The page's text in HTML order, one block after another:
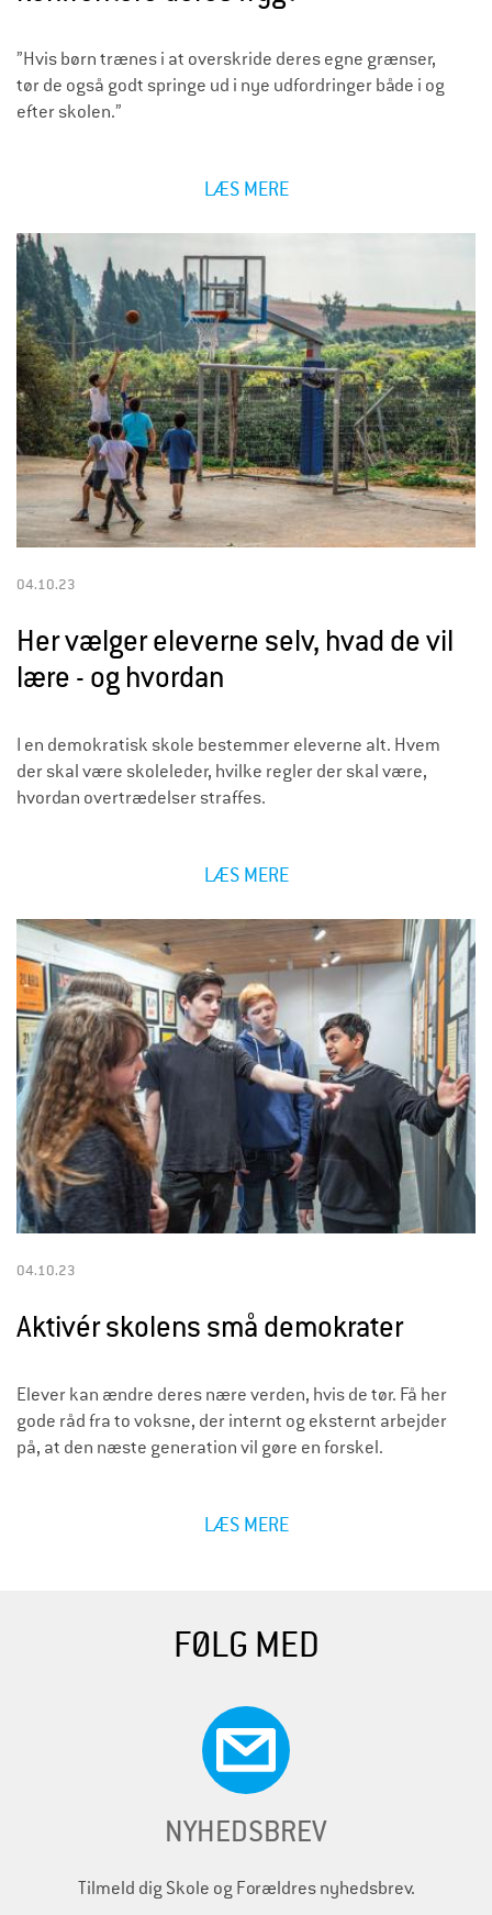
”Hvis børn trænes i at overskride deres egne grænser,
tør de også godt springe ud i nye udfordringer både i og
efter skolen.”
LÆS MERE
04.10.23
Her vælger eleverne selv, hvad de vil
lære - og hvordan
I en demokratisk skole bestemmer eleverne alt. Hvem
der skal være skoleleder, hvilke regler der skal være,
hvordan overtrædelser straffes.
LÆS MERE
04.10.23
Aktivér skolens små demokrater
Elever kan ændre deres nære verden, hvis de tør. Få her
gode råd fra to voksne, der internt og eksternt arbejder
på, at den næste generation vil gøre en forskel.
LÆS MERE
FØLG MED
NYHEDSBREV
Tilmeld dig Skole og Forældres nyhedsbrev.